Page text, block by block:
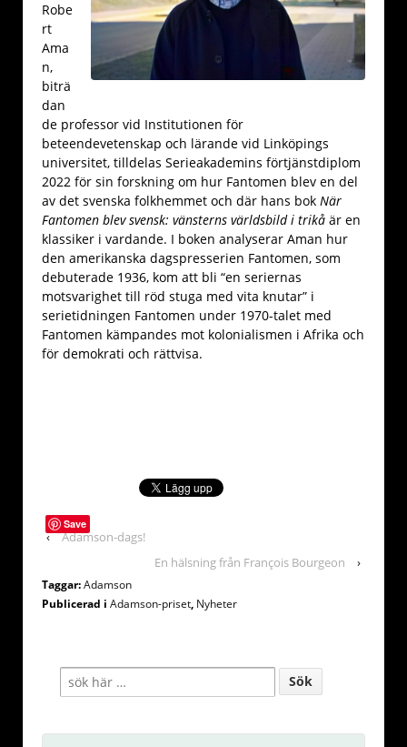
Robe
rt
Ama
n,
biträ
dan
de professor vid Institutionen för
beteendevetenskap och lärande vid Linköpings
universitet, tilldelas Serieakademins förtjänstdiplom
2022 för sin forskning om hur Fantomen blev en del
av det svenska folkhemmet och där hans bok När
Fantomen blev svensk: vänsterns världsbild i trikå är en
klassiker i vardande. I boken analyserar Aman hur
den amerikanska dagspresserien Fantomen, som
debuterade 1936, kom att bli “en seriernas
motsvarighet till röd stuga med vita knutar” i
serietidningen Fantomen under 1970-talet med
Fantomen kämpandes mot kolonialismen i Afrika och
för demokrati och rättvisa.
Save
‹ Adamson-dags!
En hälsning från François Bourgeon
›
Taggar:Adamson
Publicerad i Adamson-priset, Nyheter